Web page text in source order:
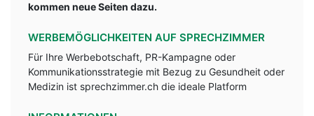
kommen neue Seiten dazu.
WERBEMÖGLICHKEITEN AUF SPRECHZIMMER
Für Ihre Werbebotschaft, PR-Kampagne oder
Kommunikationsstrategie mit Bezug zu Gesundheit oder
Medizin ist sprechzimmer.ch die ideale Platform